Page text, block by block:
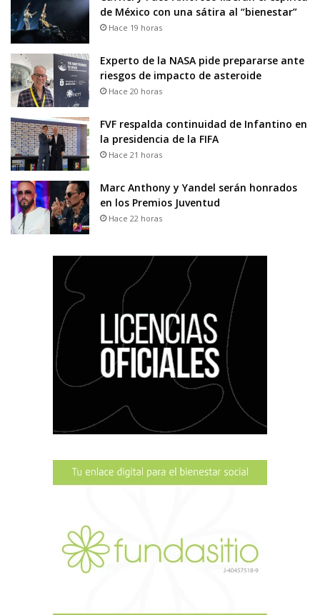
de México con una sátira al “bienestar”
Hace 19 horas
Experto de la NASA pide prepararse ante
riesgos de impacto de asteroide
Hace 20 horas
FVF respalda continuidad de Infantino en
la presidencia de la FIFA
Hace 21 horas
Marc Anthony y Yandel serán honrados
en los Premios Juventud
Hace 22 horas